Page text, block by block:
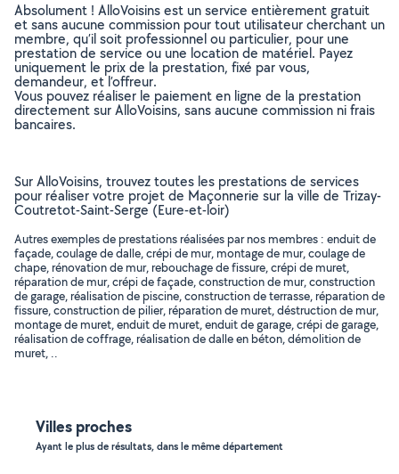
Absolument ! AlloVoisins est un service entièrement gratuit
et sans aucune commission pour tout utilisateur cherchant un
membre, qu’il soit professionnel ou particulier, pour une
prestation de service ou une location de matériel. Payez
uniquement le prix de la prestation, fixé par vous,
demandeur, et l’offreur.
Vous pouvez réaliser le paiement en ligne de la prestation
directement sur AlloVoisins, sans aucune commission ni frais
bancaires.
Sur AlloVoisins, trouvez toutes les prestations de services
pour réaliser votre projet de Maçonnerie sur la ville de Trizay-
Coutretot-Saint-Serge (Eure-et-loir)
Autres exemples de prestations réalisées par nos membres : enduit de
façade, coulage de dalle, crépi de mur, montage de mur, coulage de
chape, rénovation de mur, rebouchage de fissure, crépi de muret,
réparation de mur, crépi de façade, construction de mur, construction
de garage, réalisation de piscine, construction de terrasse, réparation de
fissure, construction de pilier, réparation de muret, déstruction de mur,
montage de muret, enduit de muret, enduit de garage, crépi de garage,
réalisation de coffrage, réalisation de dalle en béton, démolition de
muret, ..
Villes proches
Ayant le plus de résultats, dans le même département